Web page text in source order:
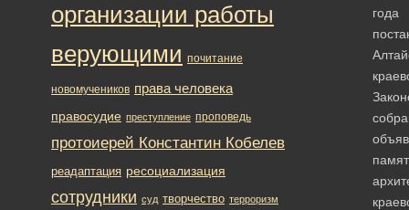
года
организации работы
верующими почитание
новомучеников права человека
правосудие преступление проповедь
протоиерей Константин Кобелев
реадаптация ресоциализация
сотрудники суд творчество терроризм